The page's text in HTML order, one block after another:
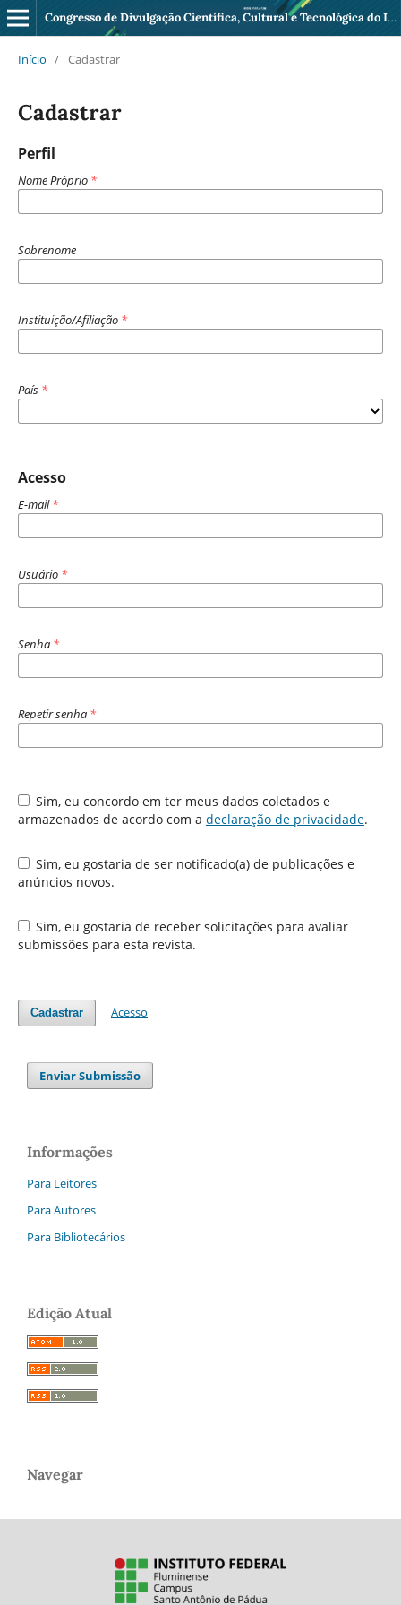
Congresso de Divulgação Científica, Cultural e Tecnológica do IFF Pádua
Início / Cadastrar
Cadastrar
Perfil
Nome Próprio *
Sobrenome
Instituição/Afiliação *
País *
Acesso
E-mail*
Usuário *
Senha *
Repetir senha *
Sim, eu concordo em ter meus dados coletados e
armazenados de acordo com a declaração de privacidade.
Sim, eu gostaria de ser notificado(a) de publicações e
anúncios novos.
Sim, eu gostaria de receber solicitações para avaliar
submissões para esta revista.
Cadastrar Acesso
Enviar Submissão
Informações
Para Leitores
Para Autores
Para Bibliotecários
Edição Atual
Navegar